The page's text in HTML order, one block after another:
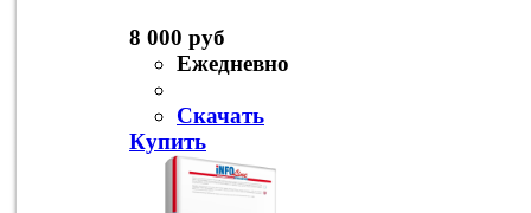
8 000 руб
Ежедневно
Скачать
Купить